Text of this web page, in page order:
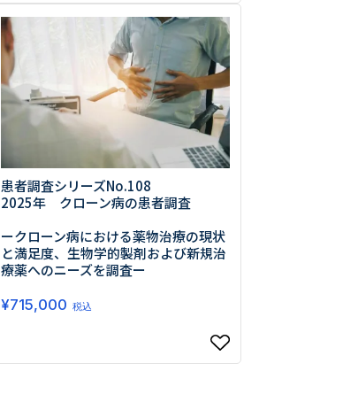
患者調査シリーズNo.108
2025年 クローン病の患者調査
ークローン病における薬物治療の現状
と満足度、生物学的製剤および新規治
療薬へのニーズを調査ー
¥715,000 税込